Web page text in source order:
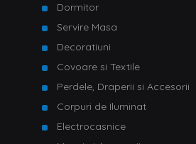
Dormitor
Servire Masa
Decoratiuni
Covoare si Textile
Perdele, Draperii si Accesorii
Corpuri de Iluminat
Electrocasnice